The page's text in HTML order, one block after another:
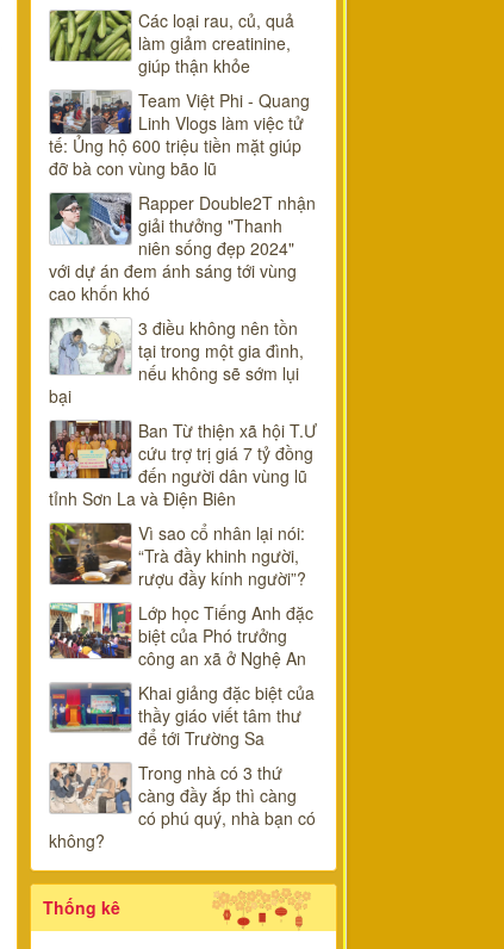
Các loại rau, củ, quả
làm giảm creatinine,
giúp thận khỏe
Team Việt Phi - Quang
Linh Vlogs làm việc tử
tế: Ủng hộ 600 triệu tiền mặt giúp
đỡ bà con vùng bão lũ
Rapper Double2T nhận
giải thưởng "Thanh
niên sống đẹp 2024"
với dự án đem ánh sáng tới vùng
cao khốn khó
3 điều không nên tồn
tại trong một gia đình,
nếu không sẽ sớm lụi
bại
Ban Từ thiện xã hội T.Ư
cứu trợ trị giá 7 tỷ đồng
đến người dân vùng lũ
tỉnh Sơn La và Điện Biên
Vì sao cổ nhân lại nói:
“Trà đầy khinh người,
rượu đầy kính người”?
Lớp học Tiếng Anh đặc
biệt của Phó trưởng
công an xã ở Nghệ An
Khai giảng đặc biệt của
thầy giáo viết tâm thư
để tới Trường Sa
Trong nhà có 3 thứ
càng đầy ắp thì càng
có phú quý, nhà bạn có
không?
Thống kê